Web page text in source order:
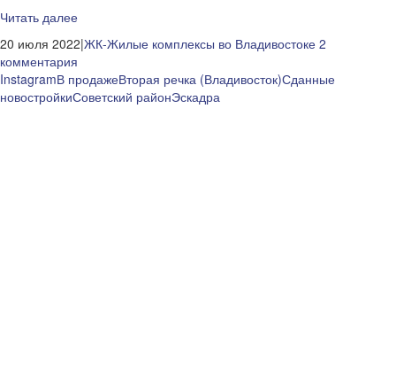
Читать далее
20 июля 2022|ЖК-Жилые комплексы во Владивостоке 2
комментария
InstagramВ продажеВторая речка (Владивосток)Сданные
новостройкиСоветский районЭскадра